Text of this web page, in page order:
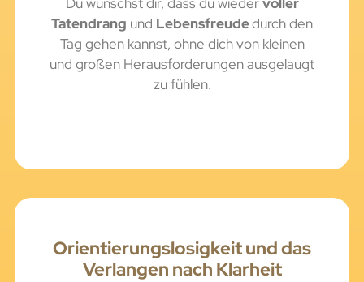
Du wünschst dir, dass du wiedervoller
Tatendrang und Lebensfreudedurch den
Tag gehen kannst, ohne dich von kleinen
und großen Herausforderungen ausgelaugt
zu fühlen.
Orientierungslosigkeit und das
Verlangen nach Klarheit